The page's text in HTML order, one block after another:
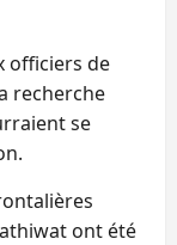
officiers de
recherche
se
ont été